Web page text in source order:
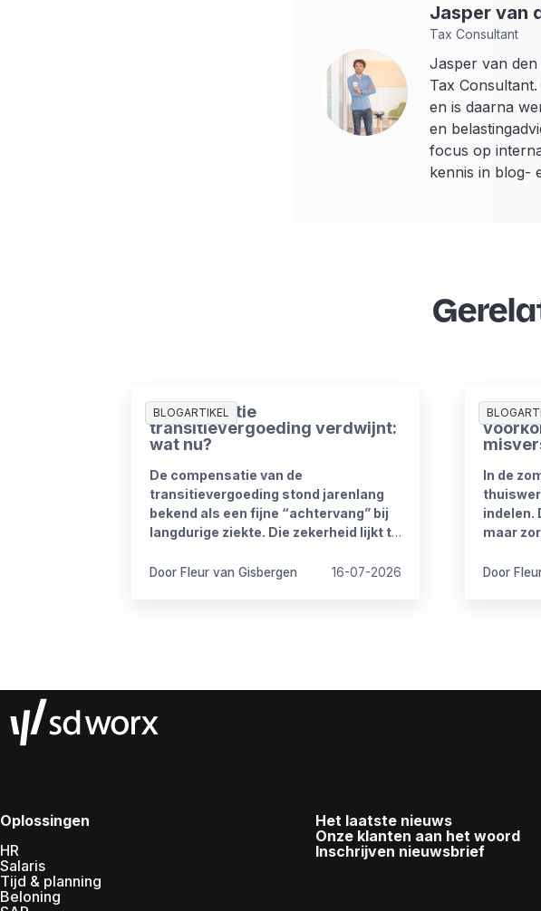
Jasper van
Tax Consultant
Jasper van den
Tax
en is daarna
en
focus op
kennis in blog-
BLOGARTIKEL
Compensatie
transitievergoeding verdwijnt:
wat nu?
De compensatie van de
transitievergoeding stond jarenlang
bekend als een fijne “achtervang” bij
langdurige ziekte. Die zekerheid lijkt te
kabinet heeft plannen om de
Door Fleur van Gisbergen 16-07-2026
In de
indelen.
maar
wat
Door
Oplossingen
HR
Salaris
Tijd & planning
Beloning
Het laatste nieuws
Onze klanten aan het woord
Inschrijven nieuwsbrief